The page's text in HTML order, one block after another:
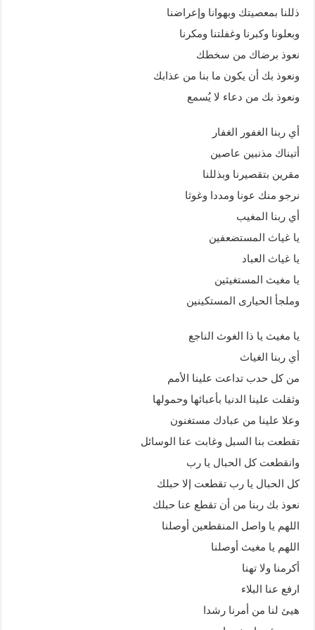
ذللنا بمعصيتك وبهوانا وإعراضنا
وبعلونا وكبرنا وغفلتنا ومكرنا
نعوذ برضاك من سخطك
ونعوذ بك أن يكون ما بنا من عذابك
ونعوذ بك من دعاء لا يُسمع
أي ربنا الغفور الغفار
أتيناك مذنبين عاصين
مقرين بتقصيرنا وبذللنا
نرجو منك عونا ومددا وغوثا
أي ربنا المغيب
يا غياث المستضعفين
يا غياث العباد
يا مغيث المستغيثين
وملجأ الحيارى المستكينين
يا مغيث يا ذا الغوث الناجع
أي ربنا الغياث
من كل حدب تداعت علينا الأمم
وثقلت علينا الدنيا بأعبائها وحمولها
وعلا علينا من عبادك مستغنون
تقطعت بنا السبل وغابت عنا الوسائل
وانقطعت كل الحبال يا رب
كل الحبال يا رب تقطعت إلا حبلك
نعوذ بك ربنا من أن تقطع عنا حبلك
اللهم يا واصل المنقطعين أوصلنا
اللهم يا مغيث أوصلنا
أكرمنا ولا تهنا
ارفع عنا البلاء
هيئ لنا من أمرنا رشدا